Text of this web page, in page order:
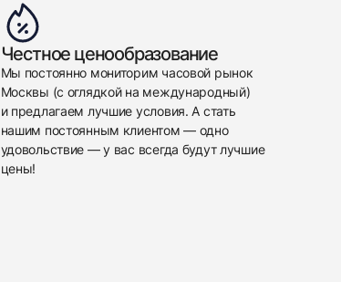
Честное ценообразование
Мы постоянно мониторим часовой рынок
Москвы (с оглядкой на международный)
и предлагаем лучшие условия. А стать
нашим постоянным клиентом — одно
удовольствие — у вас всегда будут лучшие
цены!